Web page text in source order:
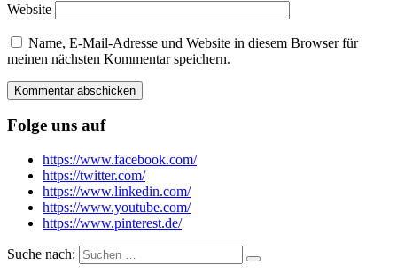
Website
Name, E-Mail-Adresse und Website in diesem Browser für
meinen nächsten Kommentar speichern.
Folge uns auf
https://www.facebook.com/
https://twitter.com/
https://www.linkedin.com/
https://www.youtube.com/
https://www.pinterest.de/
Suche nach: